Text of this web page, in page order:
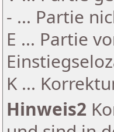
- ... Partie
E ... Partie
K ...
Hinweis2